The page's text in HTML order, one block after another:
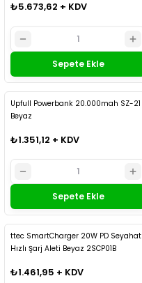
₺5.673,62 + KDV
Sepete Ekle
Upfull Powerbank 20.000mah SZ-21
Beyaz
₺1.351,12 + KDV
Sepete Ekle
ttec SmartCharger 20W PD Seyahat
Hızlı Şarj Aleti Beyaz 2SCP01B
₺1.461,95 + KDV